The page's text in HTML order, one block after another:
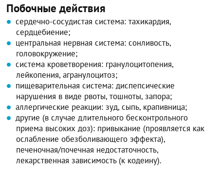
Побочные действия
сердечно-сосудистая система: тахикардия,
сердцебиение;
центральная нервная система: сонливость,
головокружение;
система кроветворения: гранулоцитопения,
лейкопения, агранулоцитоз;
пищеварительная система: диспепсические
нарушения в виде рвоты, тошноты, запора;
аллергические реакции: зуд, сыпь, крапивница;
другие (в случае длительного бесконтрольного
приема высоких доз): привыкание (проявляется как
ослабление обезболивающего эффекта),
печеночная/почечная недостаточность,
лекарственная зависимость (к кодеину).